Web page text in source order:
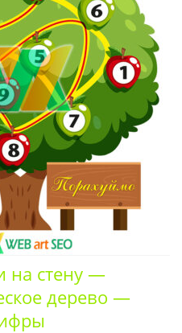
на стену —
дерево —